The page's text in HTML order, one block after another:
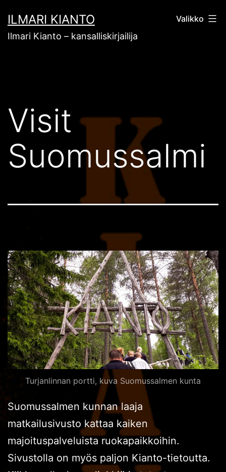
sisältöön
ILMARI KIANTO
Ilmari Kianto – kansalliskirjailija
Valikko
Visit
Suomussalmi
Turjanlinnan portti, kuva Suomussalmen kunta
Suomussalmen kunnan laaja
matkailusivusto kattaa kaiken
majoituspalveluista ruokapaikkoihin.
Sivustolla on myös paljon Kianto-tietoutta.